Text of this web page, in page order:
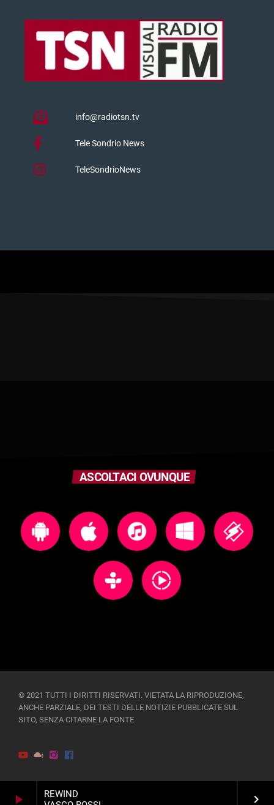
play_arrow
REWIND
keyboard_arrow_right
info@radiotsn.tv
Tele Sondrio News
TeleSondrioNews
ASCOLTACI OVUNQUE
© 2021 TUTTI I DIRITTI RISERVATI. VIETATA LA RIPRODUZIONE,
ANCHE PARZIALE, DEI TESTI DELLE NOTIZIE PUBBLICATE SUL
SITO, SENZA CITARNE LA FONTE